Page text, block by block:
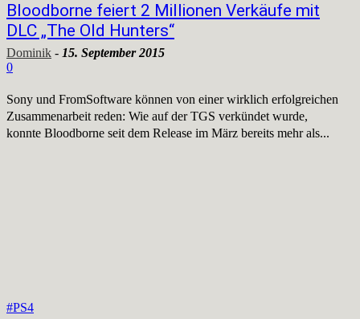
Bloodborne feiert 2 Millionen Verkäufe mit
DLC „The Old Hunters“
Dominik - 15. September 2015
0
Sony und FromSoftware können von einer wirklich erfolgreichen
Zusammenarbeit reden: Wie auf der TGS verkündet wurde,
konnte Bloodborne seit dem Release im März bereits mehr als...
#PS4